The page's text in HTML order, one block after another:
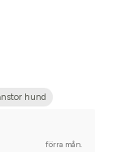
hund
förra mån.